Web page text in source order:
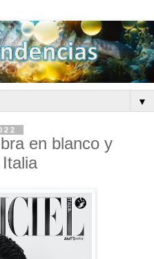
▼
en blanco y